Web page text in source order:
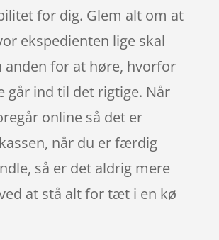
for dig. Glem alt om at
ekspedienten lige skal
anden for at høre, hvorfor
går ind til det rigtige. Når
online så det er
når du er færdig
så er det aldrig mere
at stå alt for tæt i en kø